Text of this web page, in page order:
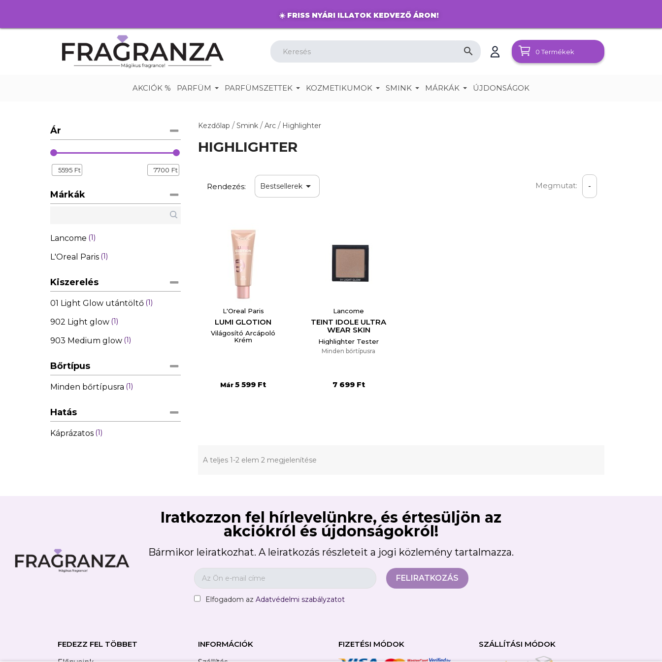
☀️ FRISS NYÁRI ILLATOK KEDVEZŐ ÁRON!
search 0 Termékek
AKCIÓK % PARFÜM PARFÜMSZETTEK KOZMETIKUMOK SMINK MÁRKÁK ÚJDONSÁGOK
Ár
5595 Ft 7700 Ft
Márkák
Lancome 1
L'Oreal Paris 1
Kiszerelés
01 Light Glow utántöltő 1
902 Light glow 1
903 Medium glow 1
Bőrtípus
Minden bőrtípusra 1
Hatás
Káprázatos 1
Kezdőlap Smink Arc Highlighter
HIGHLIGHTER
Rendezés: Bestsellerek Megmutat: -
L'Oreal Paris
LUMI GLOTION
Világosító Arcápoló
Krém
Már 5 599 Ft
Lancome
TEINT IDOLE ULTRA
WEAR SKIN
TRANSFORMING
BRONZER
HIGHLIGHTER
Highlighter Tester
Minden bőrtípusra
7 699 Ft
A teljes 1-2 elem 2 megjelenítése
Iratkozzon fel hírlevelünkre, és értesüljön az
akciókról és újdonságokról!
Bármikor leiratkozhat. A leiratkozás részleteit a jogi közlemény tartalmazza.
Elfogadom az Adatvédelmi szabályzatot
FEDEZZ FEL TÖBBET
INFORMÁCIÓK
FIZETÉSI MÓDOK SZÁLLÍTÁSI MÓDOK
Create wishlist